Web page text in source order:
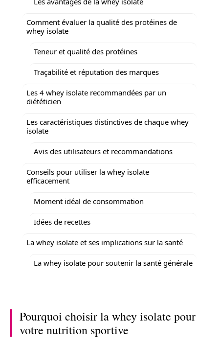
Comment évaluer la qualité des protéines de
whey isolate
Teneur et qualité des protéines
Traçabilité et réputation des marques
Les 4 whey isolate recommandées par un
diététicien
Les caractéristiques distinctives de chaque whey
isolate
Avis des utilisateurs et recommandations
Conseils pour utiliser la whey isolate
efficacement
Moment idéal de consommation
Idées de recettes
La whey isolate et ses implications sur la santé
La whey isolate pour soutenir la santé générale
Pourquoi choisir la whey isolate pour
votre nutrition sportive